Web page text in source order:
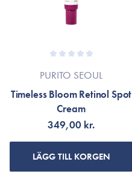
PURITO SEOUL
Timeless Bloom Retinol Spot
Cream
349,00 kr.
LÄGG TILL KORGEN